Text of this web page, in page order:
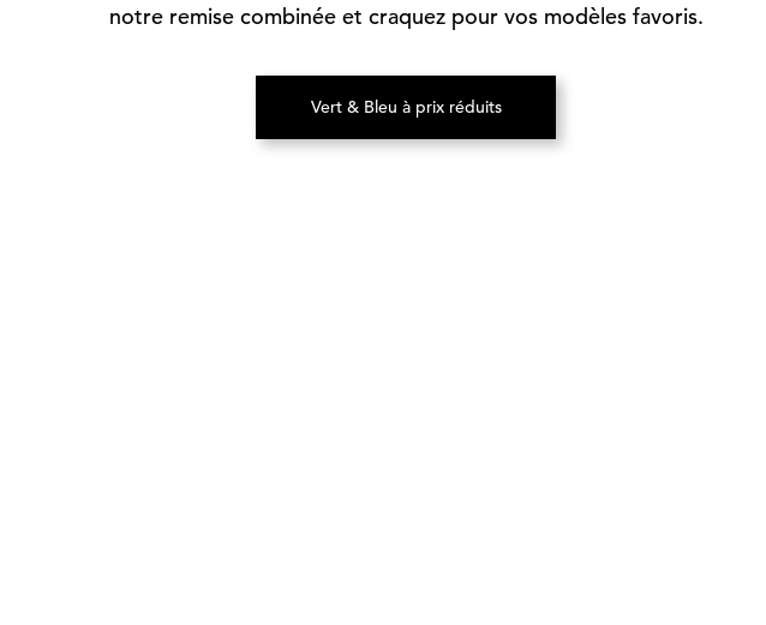
notre remise combinée et craquez pour vos modèles favoris.
Vert & Bleu à prix réduits(S’ouvre dans un nouvel onglet)